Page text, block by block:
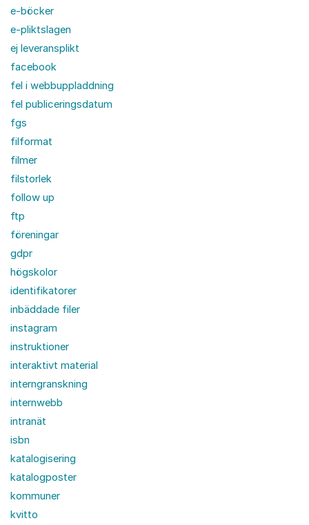
e-böcker
e-pliktslagen
ej leveransplikt
facebook
fel i webbuppladdning
fel publiceringsdatum
fgs
filformat
filmer
filstorlek
follow up
ftp
föreningar
gdpr
högskolor
identifikatorer
inbäddade filer
instagram
instruktioner
interaktivt material
interngranskning
internwebb
intranät
isbn
katalogisering
katalogposter
kommuner
kvitto